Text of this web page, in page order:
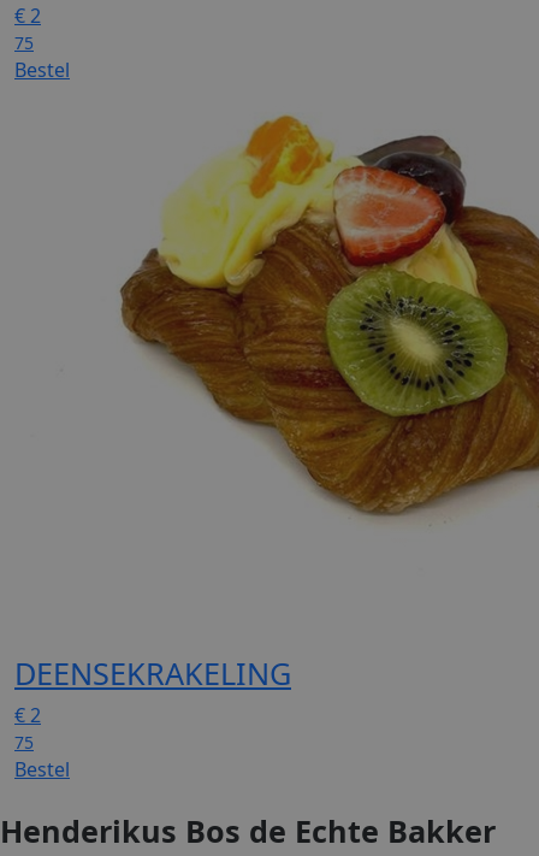
€2
75
Bestel
DEENSEKRAKELING
€2
75
Bestel
Henderikus Bos de Echte Bakker